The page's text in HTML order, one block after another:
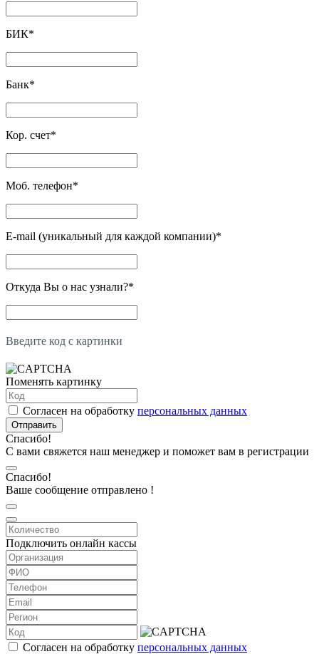
БИК*
Банк*
Кор. счет*
Моб. телефон*
E-mail (уникальный для каждой компании)*
Откуда Вы о нас узнали?*
Введите код с картинки
Поменять картинку
Согласен на обработку персональных данных
Отправить
Спасибо!
С вами свяжется наш менеджер и поможет вам в регистрации
Спасибо!
Ваше сообщение отправлено !
Подключить онлайн кассы
Согласен на обработку персональных данных